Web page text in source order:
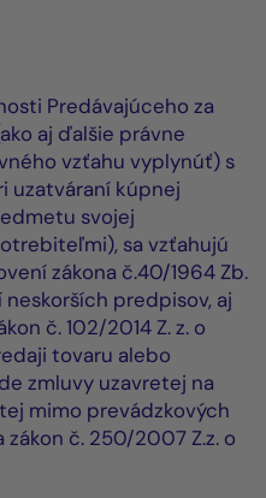
Predávajúceho za
aj ďalšie právne
vzťahu vyplynúť) s
uzatváraní kúpnej
svojej
sa vzťahujú
zákona č.40/1964 Zb.
predpisov, aj
č. 102/2014 Z. z. o
tovaru alebo
zmluvy uzavretej na
mimo prevádzkových
č. 250/2007 Z.z. o